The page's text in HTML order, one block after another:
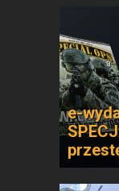
e-